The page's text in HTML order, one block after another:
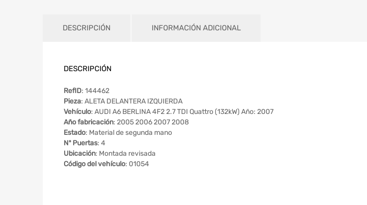
DESCRIPCIÓN INFORMACIÓN ADICIONAL
DESCRIPCIÓN
RefID: 144462
Pieza: ALETA DELANTERA IZQUIERDA
Vehículo: AUDI A6 BERLINA 4F2 2.7 TDI Quattro (132kW) Año: 2007
Año fabricación: 2005 2006 2007 2008
Estado: Material de segunda mano
Nº Puertas: 4
Ubicación: Montada revisada
Código del vehículo: 01054